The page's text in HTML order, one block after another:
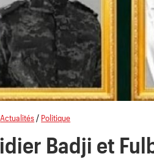
Actualités / Politique
Badji et